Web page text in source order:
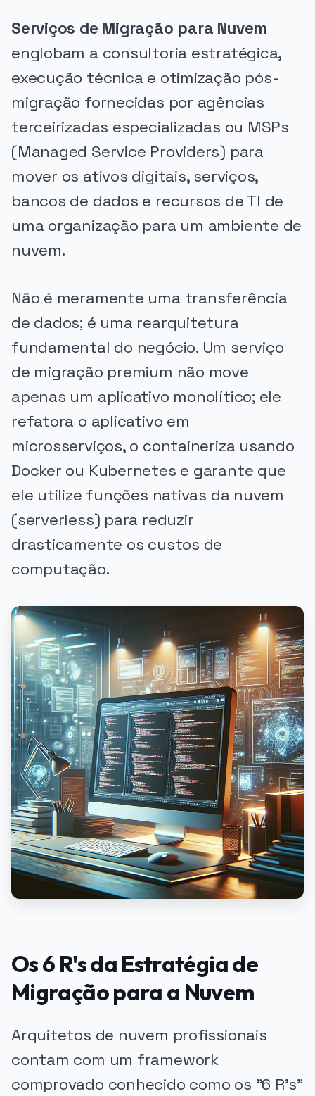
Serviços de Migração para Nuvem
englobam a consultoria estratégica,
execução técnica e otimização pós-
migração fornecidas por agências
terceirizadas especializadas ou MSPs
(Managed Service Providers) para
mover os ativos digitais, serviços,
bancos de dados e recursos de TI de
uma organização para um ambiente de
nuvem.
Não é meramente uma transferência
de dados; é uma rearquitetura
fundamental do negócio. Um serviço
de migração premium não move
apenas um aplicativo monolítico; ele
refatora o aplicativo em
microsserviços, o containeriza usando
Docker ou Kubernetes e garante que
ele utilize funções nativas da nuvem
(serverless) para reduzir
drasticamente os custos de
computação.
Os 6 R's da Estratégia de
Migração para a Nuvem
Arquitetos de nuvem profissionais
contam com um framework
comprovado conhecido como os "6 R's"